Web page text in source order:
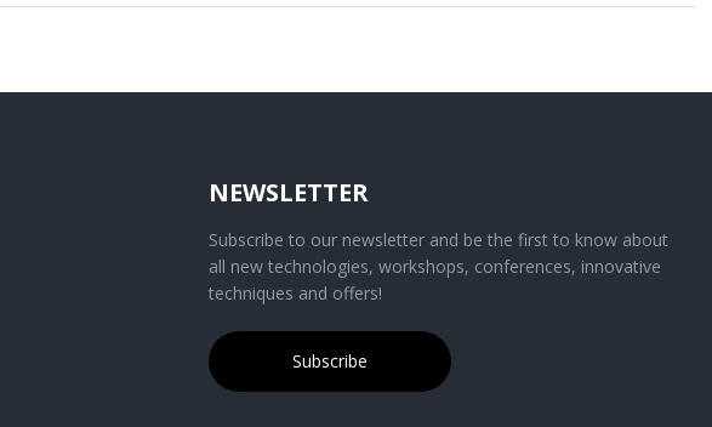
NEWSLETTER
Subscribe to our newsletter and be the first to know about
all new technologies, workshops, conferences, innovative
techniques and offers!
Subscribe